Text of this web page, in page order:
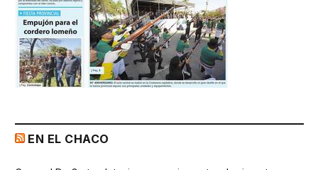
EN EL CHACO